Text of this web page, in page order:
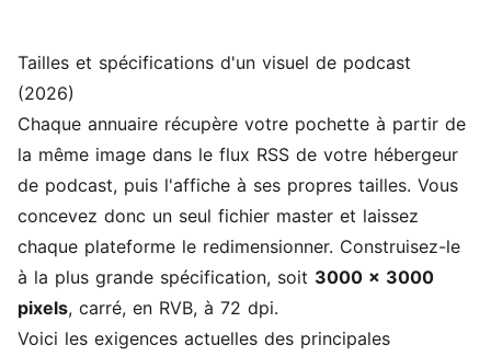
Tailles et spécifications d'un visuel de podcast
(2026)
Chaque annuaire récupère votre pochette à partir de
la même image dans le flux RSS de votre hébergeur
de podcast, puis l'affiche à ses propres tailles. Vous
concevez donc un seul fichier master et laissez
chaque plateforme le redimensionner. Construisez-le
à la plus grande spécification, soit 3000 x 3000
pixels, carré, en RVB, à 72 dpi.
Voici les exigences actuelles des principales